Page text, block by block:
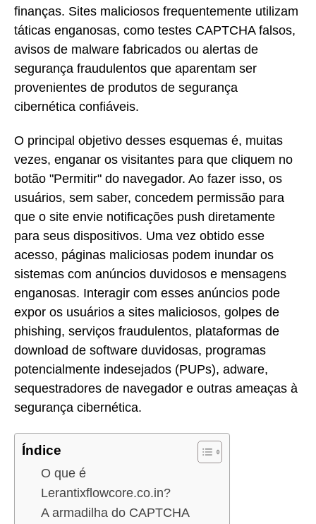
finanças. Sites maliciosos frequentemente utilizam
táticas enganosas, como testes CAPTCHA falsos,
avisos de malware fabricados ou alertas de
segurança fraudulentos que aparentam ser
provenientes de produtos de segurança
cibernética confiáveis.
O principal objetivo desses esquemas é, muitas
vezes, enganar os visitantes para que cliquem no
botão "Permitir" do navegador. Ao fazer isso, os
usuários, sem saber, concedem permissão para
que o site envie notificações push diretamente
para seus dispositivos. Uma vez obtido esse
acesso, páginas maliciosas podem inundar os
sistemas com anúncios duvidosos e mensagens
enganosas. Interagir com esses anúncios pode
expor os usuários a sites maliciosos, golpes de
phishing, serviços fraudulentos, plataformas de
download de software duvidosas, programas
potencialmente indesejados (PUPs), adware,
sequestradores de navegador e outras ameaças à
segurança cibernética.
Índice
O que é
Lerantixflowcore.co.in?
A armadilha do CAPTCHA